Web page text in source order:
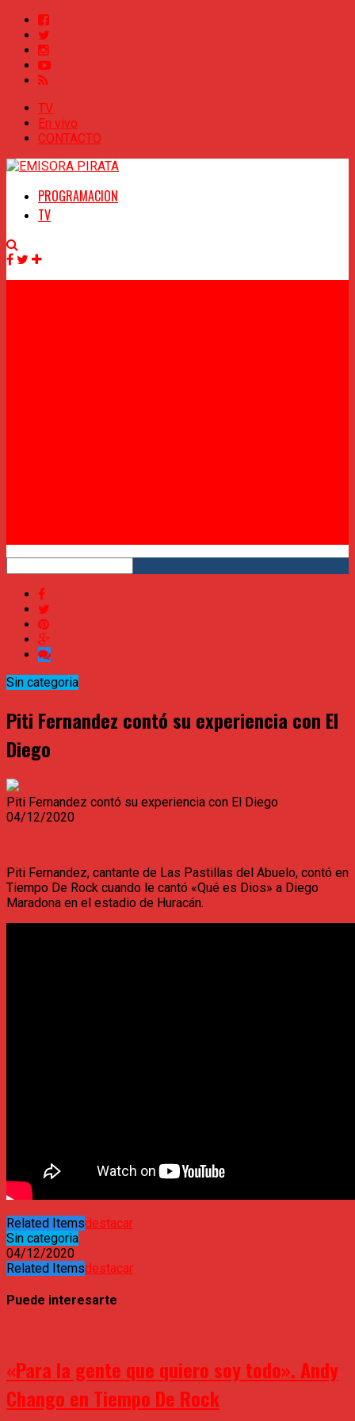
TV
En vivo
CONTACTO
PROGRAMACION
TV
Sin categoria
Piti Fernandez contó su experiencia con El
Diego
Piti Fernandez contó su experiencia con El Diego
04/12/2020
Piti Fernandez, cantante de Las Pastillas del Abuelo, contó en
Tiempo De Rock cuando le cantó «Qué es Dios» a Diego
Maradona en el estadio de Huracán.
Related Itemsdestacar
Sin categoria
04/12/2020
Related Itemsdestacar
Puede interesarte
«Para la gente que quiero soy todo». Andy
Chango en Tiempo De Rock